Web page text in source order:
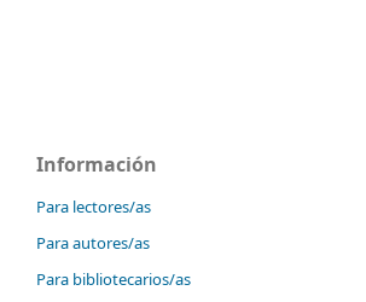
Información
Para lectores/as
Para autores/as
Para bibliotecarios/as